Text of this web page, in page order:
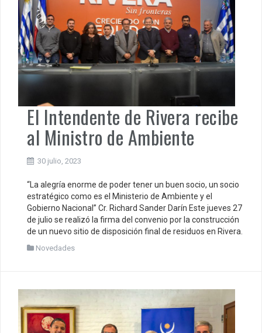
El Intendente de Rivera recibe
al Ministro de Ambiente
30 julio, 2023
“La alegría enorme de poder tener un buen socio, un socio
estratégico como es el Ministerio de Ambiente y el
Gobierno Nacional” Cr. Richard Sander Darín Este jueves 27
de julio se realizó la firma del convenio por la construcción
de un nuevo sitio de disposición final de residuos en Rivera.
Novedades